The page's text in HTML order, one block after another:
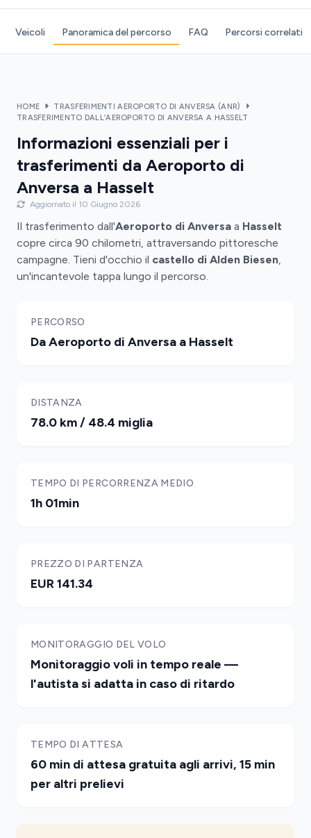
Veicoli Panoramica del percorso FAQ Percorsi correlati
HOME
TRASFERIMENTI AEROPORTO DI ANVERSA (ANR)
TRASFERIMENTO DALL’AEROPORTO DI ANVERSA A HASSELT
Informazioni essenziali per i
trasferimenti da Aeroporto di
Anversa a Hasselt
Aggiornato il 10 Giugno 2026
Il trasferimento dall'Aeroporto di Anversa a Hasselt
copre circa 90 chilometri, attraversando pittoresche
campagne. Tieni d'occhio il castello di Alden Biesen,
un'incantevole tappa lungo il percorso.
PERCORSO
Da Aeroporto di Anversa a Hasselt
DISTANZA
78.0 km / 48.4 miglia
TEMPO DI PERCORRENZA MEDIO
1h 01min
PREZZO DI PARTENZA
EUR 141.34
MONITORAGGIO DEL VOLO
Monitoraggio voli in tempo reale —
l'autista si adatta in caso di ritardo
TEMPO DI ATTESA
60 min di attesa gratuita agli arrivi, 15 min
per altri prelievi